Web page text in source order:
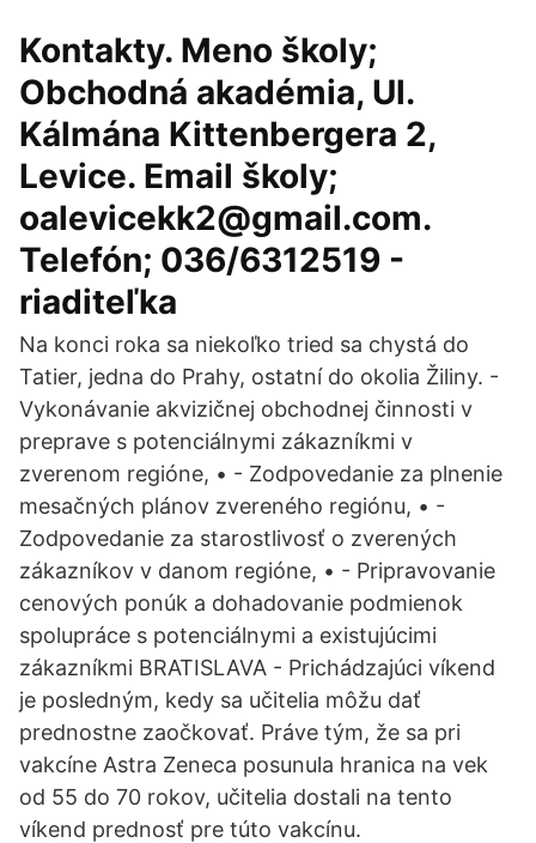
Kontakty. Meno školy;
Obchodná akadémia, Ul.
Kálmána Kittenbergera 2,
Levice. Email školy;
oalevicekk2@gmail.com.
Telefón; 036/6312519 -
riaditeľka
Na konci roka sa niekoľko tried sa chystá do
Tatier, jedna do Prahy, ostatní do okolia Žiliny. -
Vykonávanie akvizičnej obchodnej činnosti v
preprave s potenciálnymi zákazníkmi v
zverenom regióne, • - Zodpovedanie za plnenie
mesačných plánov zvereného regiónu, • -
Zodpovedanie za starostlivosť o zverených
zákazníkov v danom regióne, • - Pripravovanie
cenových ponúk a dohadovanie podmienok
spolupráce s potenciálnymi a existujúcimi
zákazníkmi BRATISLAVA - Prichádzajúci víkend
je posledným, kedy sa učitelia môžu dať
prednostne zaočkovať. Práve tým, že sa pri
vakcíne Astra Zeneca posunula hranica na vek
od 55 do 70 rokov, učitelia dostali na tento
víkend prednosť pre túto vakcínu.